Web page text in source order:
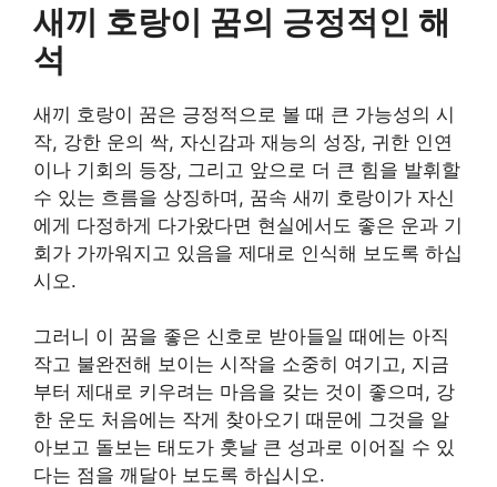
새끼 호랑이 꿈의 긍정적인 해
석
새끼 호랑이 꿈은 긍정적으로 볼 때 큰 가능성의 시
작, 강한 운의 싹, 자신감과 재능의 성장, 귀한 인연
이나 기회의 등장, 그리고 앞으로 더 큰 힘을 발휘할
수 있는 흐름을 상징하며, 꿈속 새끼 호랑이가 자신
에게 다정하게 다가왔다면 현실에서도 좋은 운과 기
회가 가까워지고 있음을 제대로 인식해 보도록 하십
시오.
그러니 이 꿈을 좋은 신호로 받아들일 때에는 아직
작고 불완전해 보이는 시작을 소중히 여기고, 지금
부터 제대로 키우려는 마음을 갖는 것이 좋으며, 강
한 운도 처음에는 작게 찾아오기 때문에 그것을 알
아보고 돌보는 태도가 훗날 큰 성과로 이어질 수 있
다는 점을 깨달아 보도록 하십시오.